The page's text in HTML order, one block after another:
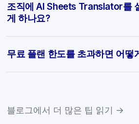
조직에 AI Sheets Translator를
게 하나요?
무료 플랜 한도를 초과하면 어떻
블로그에서 더 많은 팁 읽기 →